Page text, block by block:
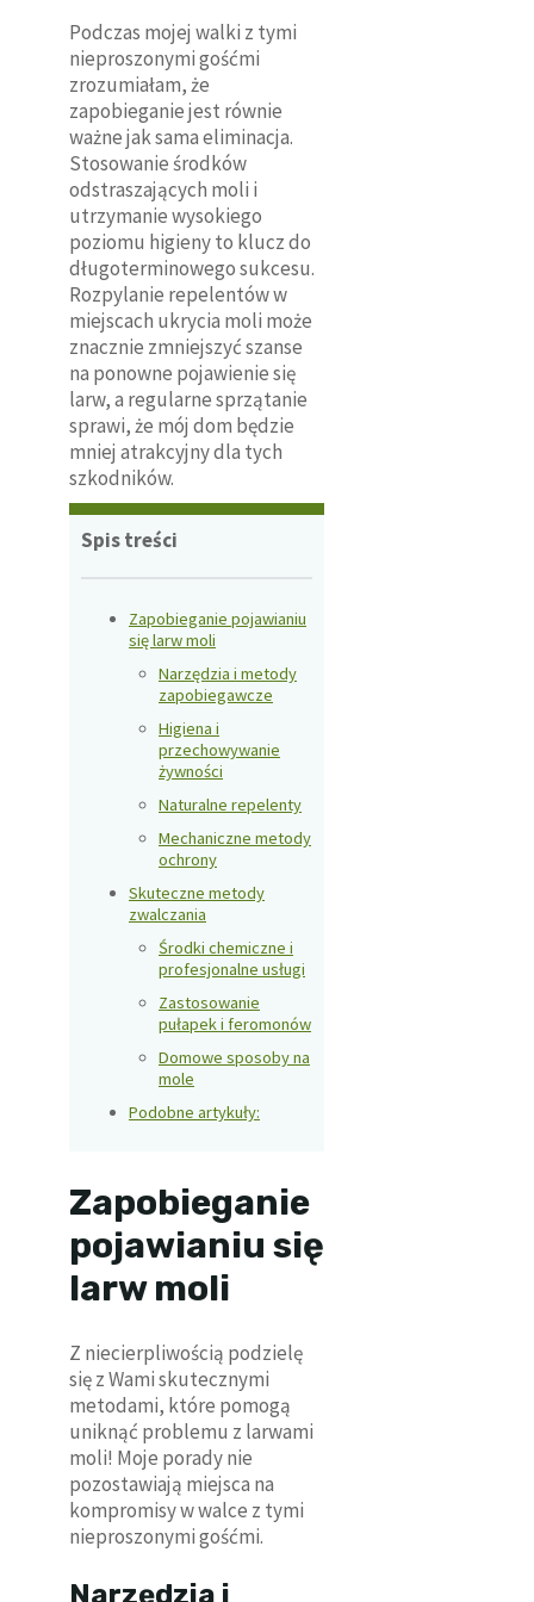
Podczas mojej walki z tymi
nieproszonymi gośćmi
zrozumiałam, że
zapobieganie jest równie
ważne jak sama eliminacja.
Stosowanie środków
odstraszających moli i
utrzymanie wysokiego
poziomu higieny to klucz do
długoterminowego sukcesu.
Rozpylanie repelentów w
miejscach ukrycia moli może
znacznie zmniejszyć szanse
na ponowne pojawienie się
larw, a regularne sprzątanie
sprawi, że mój dom będzie
mniej atrakcyjny dla tych
szkodników.
Spis treści
Zapobieganie pojawianiu
się larw moli
Narzędzia i metody
zapobiegawcze
Higiena i
przechowywanie
żywności
Naturalne repelenty
Mechaniczne metody
ochrony
Skuteczne metody
zwalczania
Środki chemiczne i
profesjonalne usługi
Zastosowanie
pułapek i feromonów
Domowe sposoby na
mole
Podobne artykuły:
Zapobieganie
pojawianiu się
larw moli
Z niecierpliwością podzielę
się z Wami skutecznymi
metodami, które pomogą
uniknąć problemu z larwami
moli! Moje porady nie
pozostawiają miejsca na
kompromisy w walce z tymi
nieproszonymi gośćmi.
Narzędzia i